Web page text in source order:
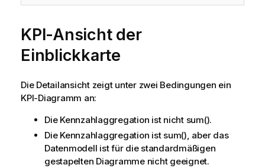
KPI-Ansicht der
Einblickkarte
Die Detailansicht zeigt unter zwei Bedingungen ein
KPI-Diagramm an:
Die Kennzahlaggregation ist nicht sum().
Die Kennzahlaggregation ist sum(), aber das
Datenmodell ist für die standardmäßigen
gestapelten Diagramme nicht geeignet.